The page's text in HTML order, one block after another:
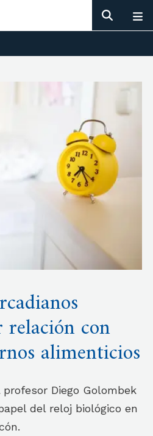
con
alimenticios
Diego Golombek
del reloj biológico en